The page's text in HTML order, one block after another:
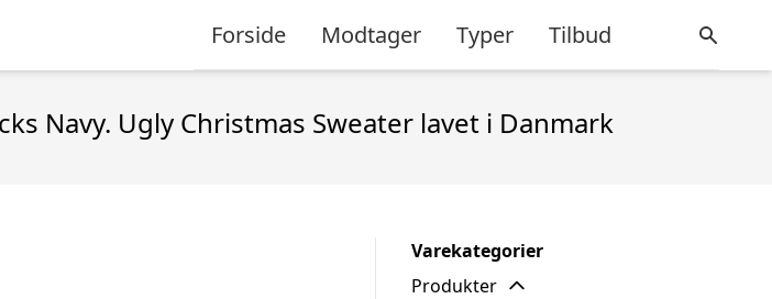
Forside Modtager Typer Tilbud
Navy. Ugly Christmas Sweater lavet i Danmark
Varekategorier
Produkter